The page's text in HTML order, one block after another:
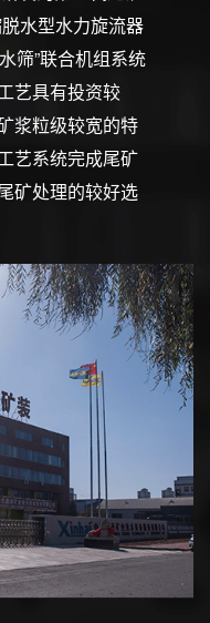
水型水力旋流器
筛”联合机组系统
艺具有投资较
浆粒级较宽的特
艺系统完成尾矿
矿处理的较好选